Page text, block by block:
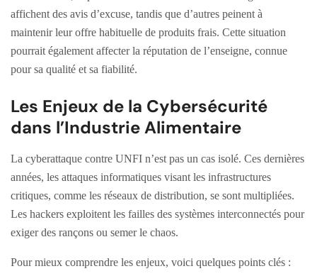
affichent des avis d’excuse, tandis que d’autres peinent à
maintenir leur offre habituelle de produits frais. Cette situation
pourrait également affecter la réputation de l’enseigne, connue
pour sa qualité et sa fiabilité.
Les Enjeux de la Cybersécurité
dans l’Industrie Alimentaire
La cyberattaque contre UNFI n’est pas un cas isolé. Ces dernières
années, les attaques informatiques visant les infrastructures
critiques, comme les réseaux de distribution, se sont multipliées.
Les hackers exploitent les failles des systèmes interconnectés pour
exiger des rançons ou semer le chaos.
Pour mieux comprendre les enjeux, voici quelques points clés :